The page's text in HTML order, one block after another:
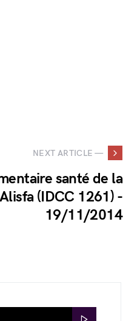
NEXT ARTICLE —
santé de la
(IDCC 1261) -
19/11/2014